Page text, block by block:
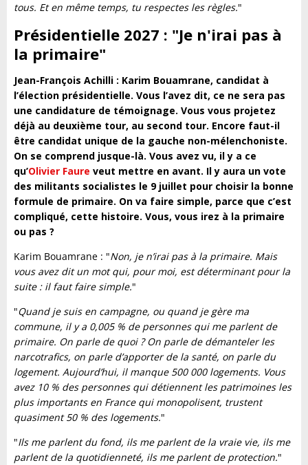
tous. Et en même temps, tu respectes les règles."
Présidentielle 2027 : "Je n'irai pas à
la primaire"
Jean-François Achilli : Karim Bouamrane, candidat à
l’élection présidentielle. Vous l’avez dit, ce ne sera pas
une candidature de témoignage. Vous vous projetez
déjà au deuxième tour, au second tour. Encore faut-il
être candidat unique de la gauche non-mélenchoniste.
On se comprend jusque-là. Vous avez vu, il y a ce
qu’Olivier Faure veut mettre en avant. Il y aura un vote
des militants socialistes le 9 juillet pour choisir la bonne
formule de primaire. On va faire simple, parce que c’est
compliqué, cette histoire. Vous, vous irez à la primaire
ou pas ?
Karim Bouamrane : "Non, je n’irai pas à la primaire. Mais
vous avez dit un mot qui, pour moi, est déterminant pour la
suite : il faut faire simple."
"Quand je suis en campagne, ou quand je gère ma
commune, il y a 0,005 % de personnes qui me parlent de
primaire. On parle de quoi ? On parle de démanteler les
narcotrafics, on parle d’apporter de la santé, on parle du
logement. Aujourd’hui, il manque 500 000 logements. Vous
avez 10 % des personnes qui détiennent les patrimoines les
plus importants en France qui monopolisent, trustent
quasiment 50 % des logements."
"Ils me parlent du fond, ils me parlent de la vraie vie, ils me
parlent de la quotidienneté, ils me parlent de protection."